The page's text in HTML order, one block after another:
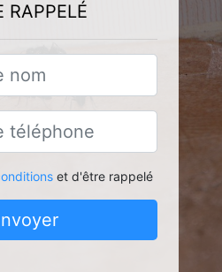
RAPPELÉ
et d'être rappelé